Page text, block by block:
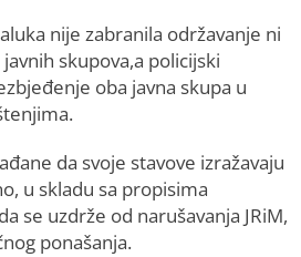
nije zabranila održavanje ni
skupova,a policijski
oba javna skupa u
da svoje stavove izražavaju
u skladu sa propisima
se uzdrže od narušavanja JRiM,
ponašanja.